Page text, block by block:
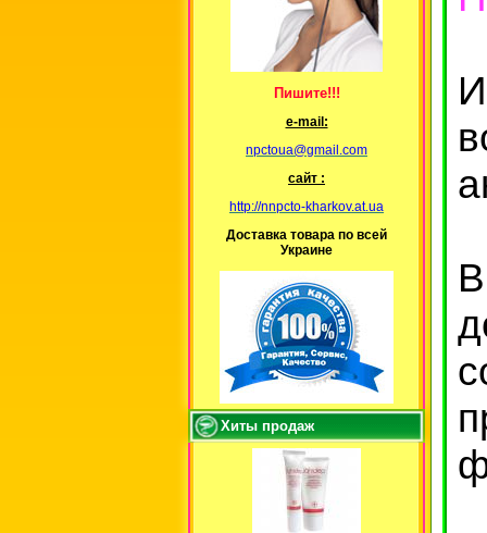
Пишите!!!
е-mail:
npctoua@gmail.com
сайт :
http://nnpcto-kharkov.at.ua
Доставка товара по всей
Украине
Хиты продаж